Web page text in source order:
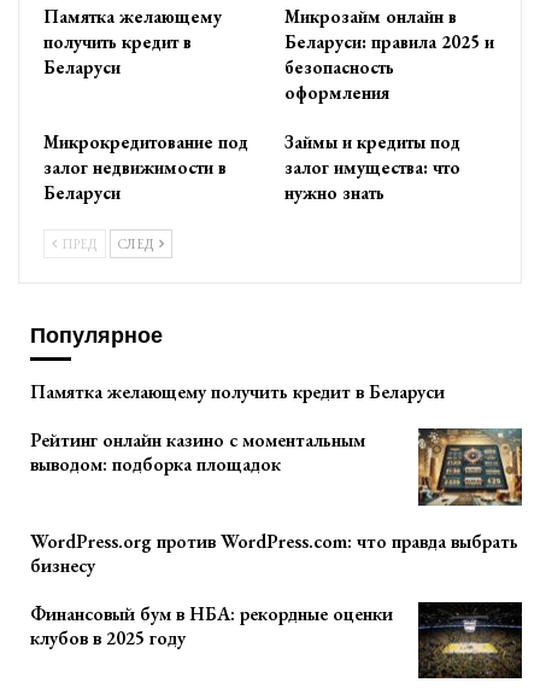
Памятка желающему
получить кредит в
Беларуси
Микрозайм онлайн в
Беларуси: правила 2025 и
безопасность
оформления
Микрокредитование под
залог недвижимости в
Беларуси
Займы и кредиты под
залог имущества: что
нужно знать
ПРЕД СЛЕД
Популярное
Памятка желающему получить кредит в Беларуси
Рейтинг онлайн казино с моментальным
выводом: подборка площадок
WordPress.org против WordPress.com: что правда выбрать
бизнесу
Финансовый бум в НБА: рекордные оценки
клубов в 2025 году